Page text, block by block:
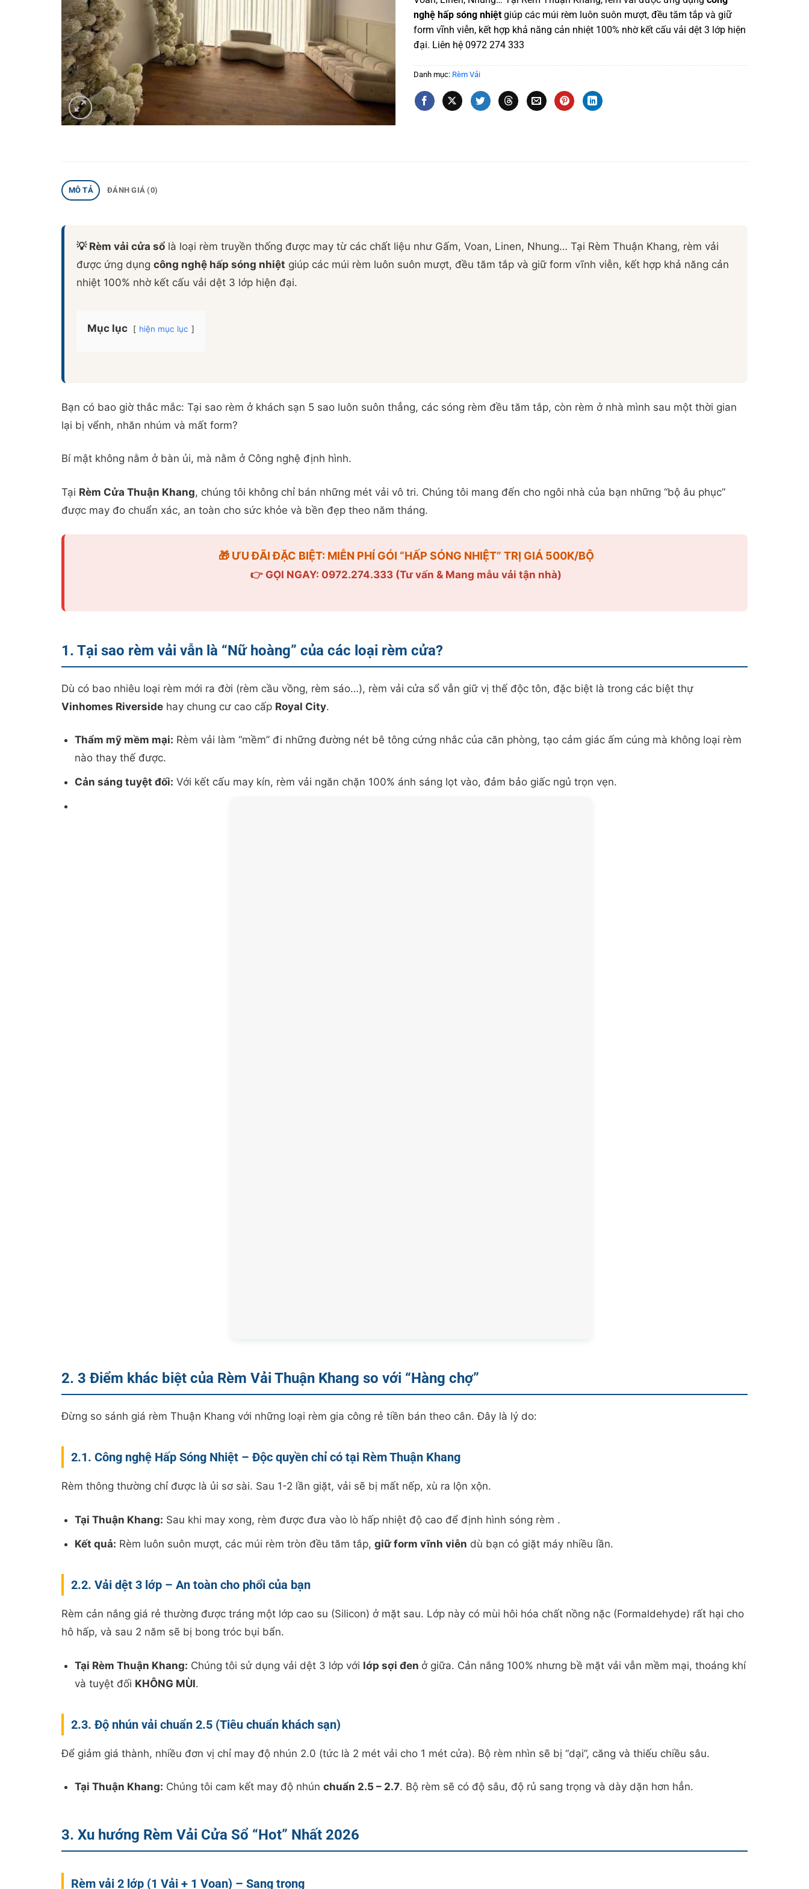
nghệ hấp sóng nhiệt giúp các múi rèm luôn suôn mượt, đều tăm tắp và giữ
form vĩnh viễn, kết hợp khả năng cản nhiệt 100% nhờ kết cấu vải dệt 3 lớp hiện
đại. Liên hệ 0972 274 333
Danh mục: Rèm Vải
MÔ TẢ ĐÁNH GIÁ (0)
💡 Rèm vải cửa sổ là loại rèm truyền thống được may từ các chất liệu như Gấm, Voan, Linen, Nhung… Tại Rèm Thuận Khang, rèm vải
được ứng dụng công nghệ hấp sóng nhiệt giúp các múi rèm luôn suôn mượt, đều tăm tắp và giữ form vĩnh viễn, kết hợp khả năng cản
nhiệt 100% nhờ kết cấu vải dệt 3 lớp hiện đại.
Mục lục hiện mục lục
Bạn có bao giờ thắc mắc: Tại sao rèm ở khách sạn 5 sao luôn suôn thẳng, các sóng rèm đều tăm tắp, còn rèm ở nhà mình sau một thời gian
lại bị vểnh, nhăn nhúm và mất form?
Bí mật không nằm ở bàn ủi, mà nằm ở Công nghệ định hình.
Tại Rèm Cửa Thuận Khang, chúng tôi không chỉ bán những mét vải vô tri. Chúng tôi mang đến cho ngôi nhà của bạn những “bộ âu phục”
được may đo chuẩn xác, an toàn cho sức khỏe và bền đẹp theo năm tháng.
🎁 ƯU ĐÃI ĐẶC BIỆT: MIỄN PHÍ GÓI “HẤP SÓNG NHIỆT” TRỊ GIÁ 500K/BỘ
👉 GỌI NGAY: 0972.274.333 (Tư vấn & Mang mẫu vải tận nhà)
1. Tại sao rèm vải vẫn là “Nữ hoàng” của các loại rèm cửa?
Dù có bao nhiêu loại rèm mới ra đời (rèm cầu vồng, rèm sáo…), rèm vải cửa sổ vẫn giữ vị thế độc tôn, đặc biệt là trong các biệt thự
Vinhomes Riverside hay chung cư cao cấp Royal City.
Thẩm mỹ mềm mại: Rèm vải làm “mềm” đi những đường nét bê tông cứng nhắc của căn phòng, tạo cảm giác ấm cúng mà không loại rèm
nào thay thế được.
Cản sáng tuyệt đối: Với kết cấu may kín, rèm vải ngăn chặn 100% ánh sáng lọt vào, đảm bảo giấc ngủ trọn vẹn.
2. 3 Điểm khác biệt của Rèm Vải Thuận Khang so với “Hàng chợ”
Đừng so sánh giá rèm Thuận Khang với những loại rèm gia công rẻ tiền bán theo cân. Đây là lý do:
2.1. Công nghệ Hấp Sóng Nhiệt – Độc quyền chỉ có tại Rèm Thuận Khang
Rèm thông thường chỉ được là ủi sơ sài. Sau 1-2 lần giặt, vải sẽ bị mất nếp, xù ra lộn xộn.
Tại Thuận Khang: Sau khi may xong, rèm được đưa vào lò hấp nhiệt độ cao để định hình sóng rèm .
Kết quả: Rèm luôn suôn mượt, các múi rèm tròn đều tăm tắp,giữ form vĩnh viễn dù bạn có giặt máy nhiều lần.
2.2. Vải dệt 3 lớp – An toàn cho phổi của bạn
Rèm cản nắng giá rẻ thường được tráng một lớp cao su (Silicon) ở mặt sau. Lớp này có mùi hôi hóa chất nồng nặc (Formaldehyde) rất hại cho
hô hấp, và sau 2 năm sẽ bị bong tróc bụi bẩn.
Tại Rèm Thuận Khang: Chúng tôi sử dụng vải dệt 3 lớp với lớp sợi đen ở giữa. Cản nắng 100% nhưng bề mặt vải vẫn mềm mại, thoáng khí
và tuyệt đối KHÔNG MÙI.
2.3. Độ nhún vải chuẩn 2.5 (Tiêu chuẩn khách sạn)
Để giảm giá thành, nhiều đơn vị chỉ may độ nhún 2.0 (tức là 2 mét vải cho 1 mét cửa). Bộ rèm nhìn sẽ bị “dại”, căng và thiếu chiều sâu.
Tại Thuận Khang: Chúng tôi cam kết may độ nhúnchuẩn 2.5 – 2.7. Bộ rèm sẽ có độ sâu, độ rủ sang trọng và dày dặn hơn hẳn.
3. Xu hướng Rèm Vải Cửa Sổ “Hot” Nhất 2026
Rèm vải 2 lớp (1 Vải + 1 Voan) – Sang trọng